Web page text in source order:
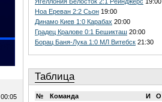
00:05
Ноа Ереван 2:2 Сьон 19:00
Динамо Киев 1:0 Карабах 20:00
Градец Кралове 0:1 Бешикташ 20:00
Борац Баня-Лука 1:0 МЛ Витебск 21:30
Таблица
№ Команда И
О